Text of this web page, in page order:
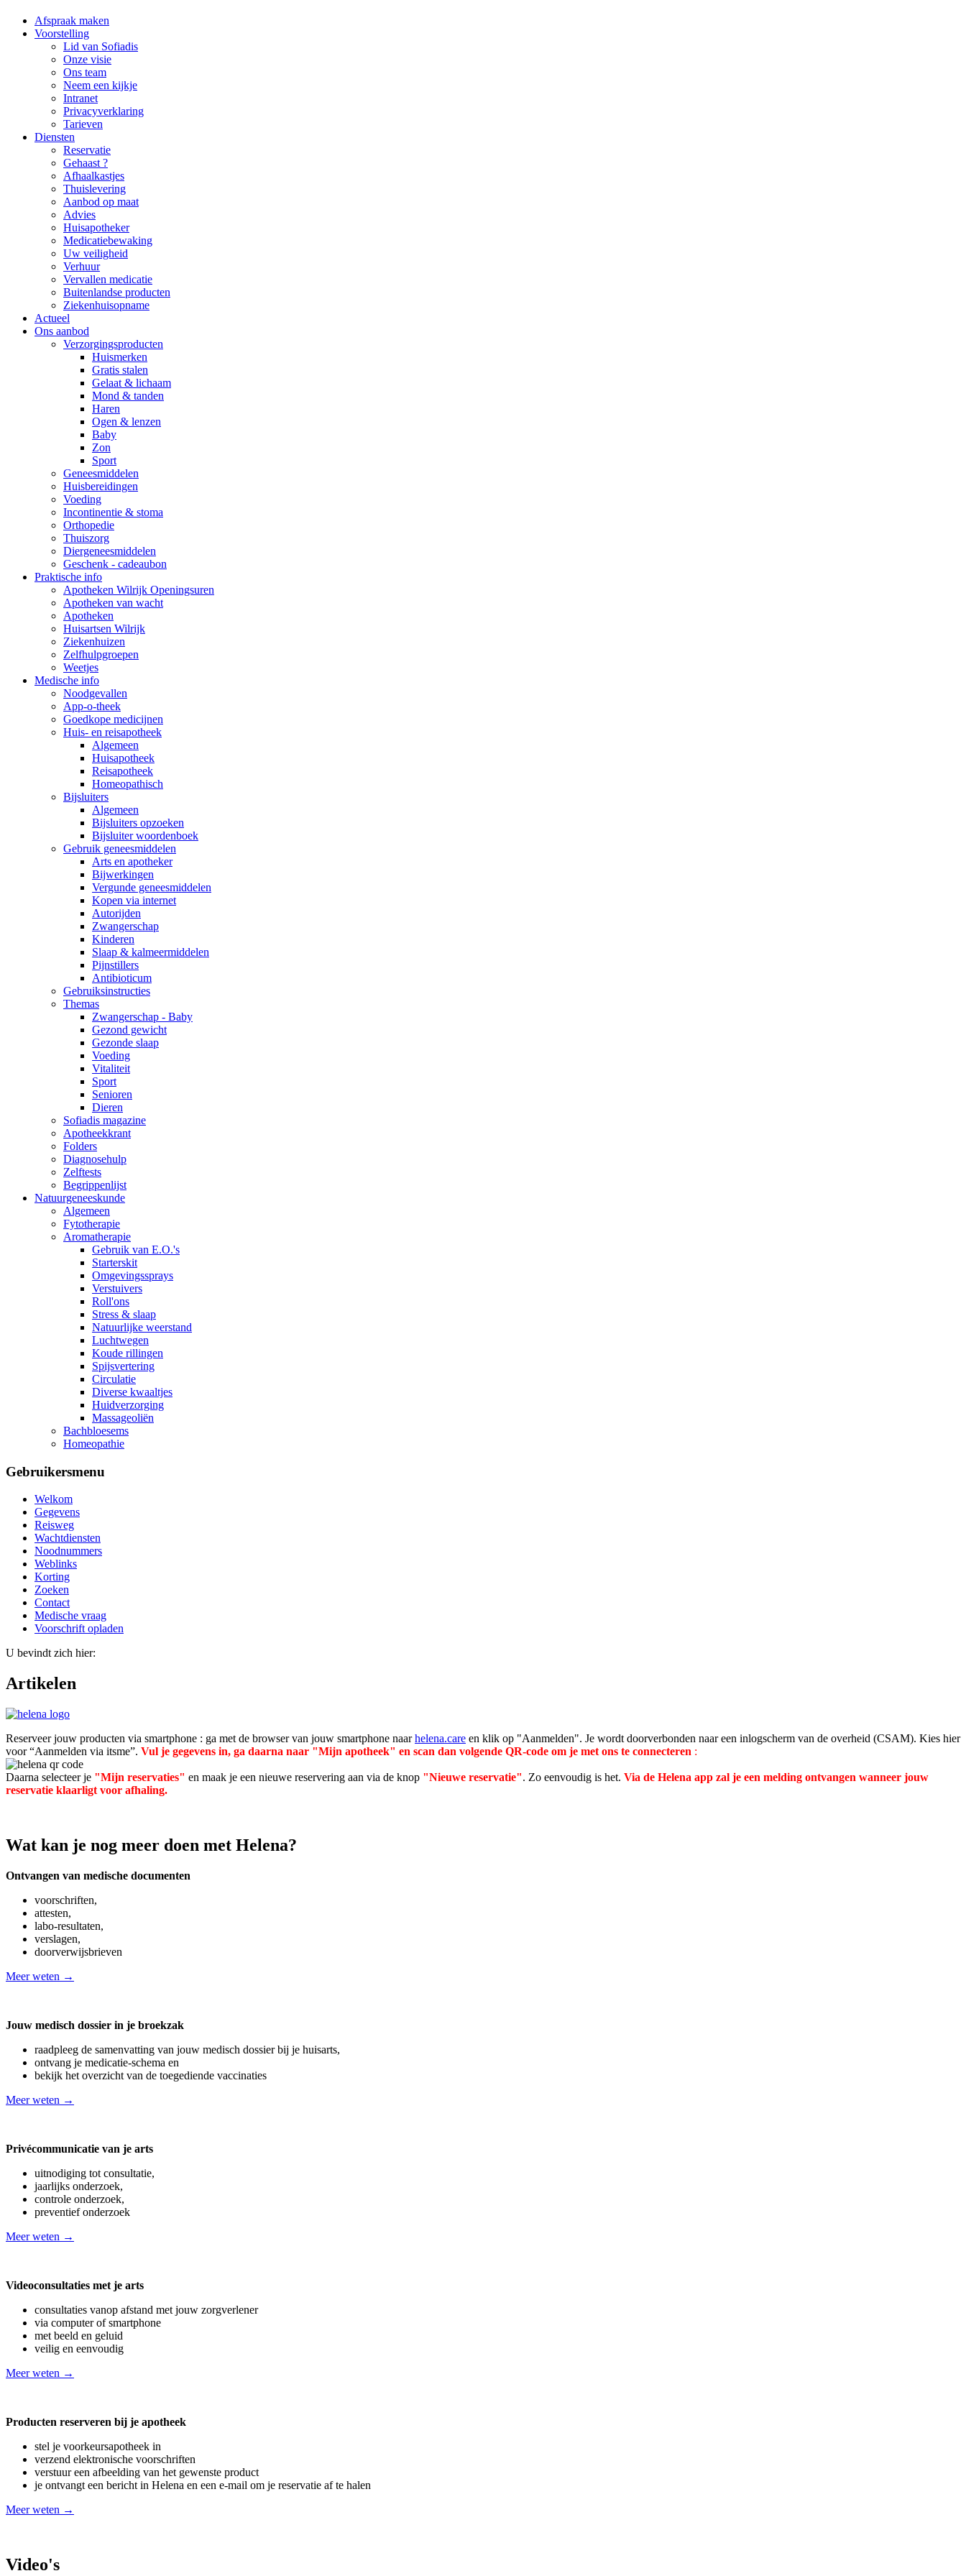
Afspraak maken
Voorstelling
Lid van Sofiadis
Onze visie
Ons team
Neem een kijkje
Intranet
Privacyverklaring
Tarieven
Diensten
Reservatie
Gehaast ?
Afhaalkastjes
Thuislevering
Aanbod op maat
Advies
Huisapotheker
Medicatiebewaking
Uw veiligheid
Verhuur
Vervallen medicatie
Buitenlandse producten
Ziekenhuisopname
Actueel
Ons aanbod
Verzorgingsproducten
Huismerken
Gratis stalen
Gelaat & lichaam
Mond & tanden
Haren
Ogen & lenzen
Baby
Zon
Sport
Geneesmiddelen
Huisbereidingen
Voeding
Incontinentie & stoma
Orthopedie
Thuiszorg
Diergeneesmiddelen
Geschenk - cadeaubon
Praktische info
Apotheken Wilrijk Openingsuren
Apotheken van wacht
Apotheken
Huisartsen Wilrijk
Ziekenhuizen
Zelfhulpgroepen
Weetjes
Medische info
Noodgevallen
App-o-theek
Goedkope medicijnen
Huis- en reisapotheek
Algemeen
Huisapotheek
Reisapotheek
Homeopathisch
Bijsluiters
Algemeen
Bijsluiters opzoeken
Bijsluiter woordenboek
Gebruik geneesmiddelen
Arts en apotheker
Bijwerkingen
Vergunde geneesmiddelen
Kopen via internet
Autorijden
Zwangerschap
Kinderen
Slaap & kalmeermiddelen
Pijnstillers
Antibioticum
Gebruiksinstructies
Themas
Zwangerschap - Baby
Gezond gewicht
Gezonde slaap
Voeding
Vitaliteit
Sport
Senioren
Dieren
Sofiadis magazine
Apotheekkrant
Folders
Diagnosehulp
Zelftests
Begrippenlijst
Natuurgeneeskunde
Algemeen
Fytotherapie
Aromatherapie
Gebruik van E.O.'s
Starterskit
Omgevingssprays
Verstuivers
Roll'ons
Stress & slaap
Natuurlijke weerstand
Luchtwegen
Koude rillingen
Spijsvertering
Circulatie
Diverse kwaaltjes
Huidverzorging
Massageoliën
Bachbloesems
Homeopathie
Gebruikersmenu
Welkom
Gegevens
Reisweg
Wachtdiensten
Noodnummers
Weblinks
Korting
Zoeken
Contact
Medische vraag
Voorschrift opladen
U bevindt zich hier:
Artikelen
Reserveer jouw producten via smartphone : ga met de browser van jouw smartphone naarhelena.care en klik op "Aanmelden". Je wordt doorverbonden naar een inlogscherm van de overheid (CSAM). Kies hier
voor “Aanmelden via itsme”. Vul je gegevens in, ga daarna naar "Mijn apotheek" en scan dan volgende QR-code om je met ons te connecteren :
Daarna selecteer je "Mijn reservaties" en maak je een nieuwe reservering aan via de knop "Nieuwe reservatie". Zo eenvoudig is het. Via de Helena app zal je een melding ontvangen wanneer jouw
reservatie klaarligt voor afhaling.
Wat kan je nog meer doen met Helena?
Ontvangen van medische documenten
voorschriften,
attesten,
labo-resultaten,
verslagen,
doorverwijsbrieven
Meer weten →
Jouw medisch dossier in je broekzak
raadpleeg de samenvatting van jouw medisch dossier bij je huisarts,
ontvang je medicatie-schema en
bekijk het overzicht van de toegediende vaccinaties
Meer weten →
Privécommunicatie van je arts
uitnodiging tot consultatie,
jaarlijks onderzoek,
controle onderzoek,
preventief onderzoek
Meer weten →
Videoconsultaties met je arts
consultaties vanop afstand met jouw zorgverlener
via computer of smartphone
met beeld en geluid
veilig en eenvoudig
Meer weten →
Producten reserveren bij je apotheek
stel je voorkeursapotheek in
verzend elektronische voorschriften
verstuur een afbeelding van het gewenste product
je ontvangt een bericht in Helena en een e-mail om je reservatie af te halen
Meer weten →
Video's